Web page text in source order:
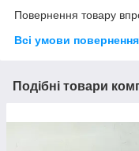
Повернення товару
Всі умови повернення
Подібні товари